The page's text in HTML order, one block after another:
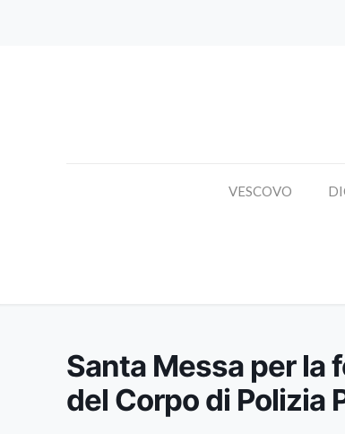
VESCOVO
Santa Messa per la
del Corpo di Polizia